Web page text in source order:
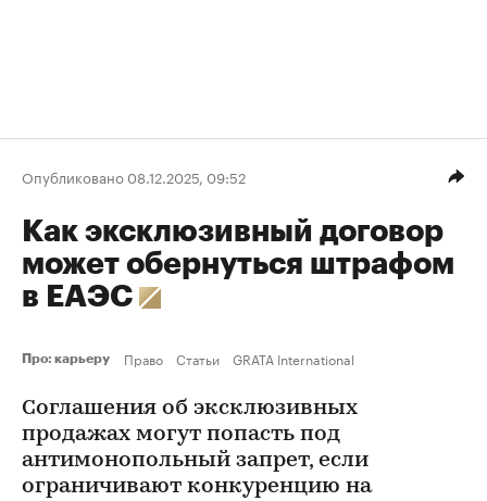
Опубликовано 08.12.2025, 09:52
Как эксклюзивный договор
может обернуться штрафом
в ЕАЭС
Про: карьеру Право Статьи GRATA International
Соглашения об эксклюзивных
продажах могут попасть под
антимонопольный запрет, если
ограничивают конкуренцию на